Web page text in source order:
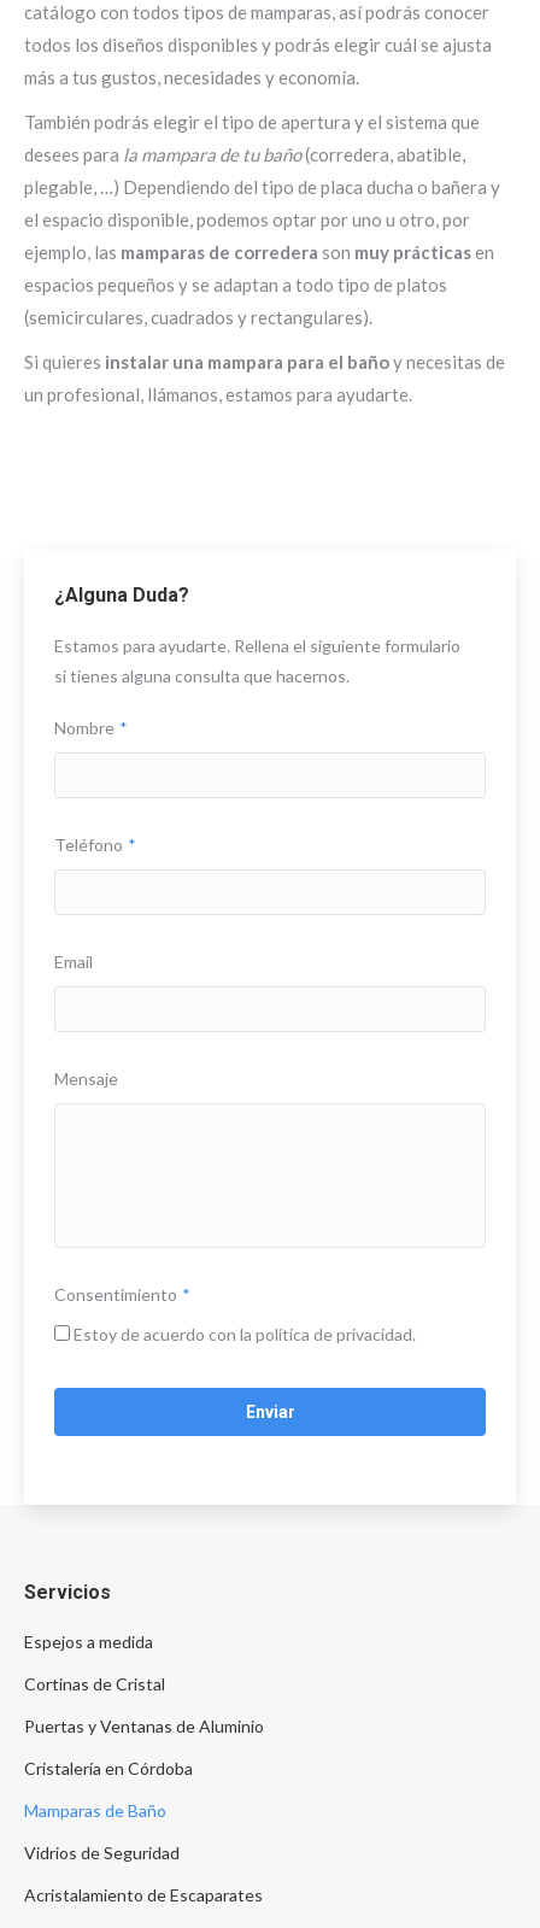
catálogo con todos tipos de mamparas, así podrás conocer
todos los diseños disponibles y podrás elegir cuál se ajusta
más a tus gustos, necesidades y economía.
También podrás elegir el tipo de apertura y el sistema que
desees para la mampara de tu baño(corredera, abatible,
plegable, …) Dependiendo del tipo de placa ducha o bañera y
el espacio disponible, podemos optar por uno u otro, por
ejemplo, las mamparas de corredera son muy prácticasen
espacios pequeños y se adaptan a todo tipo de platos
(semicirculares, cuadrados y rectangulares).
Si quieres instalar una mampara para el bañoy necesitas de
un profesional, llámanos, estamos para ayudarte.
¿Alguna Duda?
Estamos para ayudarte. Rellena el siguiente formulario
si tienes alguna consulta que hacernos.
Nombre *
Teléfono *
Email
Mensaje
Consentimiento *
Estoy de acuerdo con la política de privacidad.
Servicios
Espejos a medida
Cortinas de Cristal
Puertas y Ventanas de Aluminio
Cristalería en Córdoba
Mamparas de Baño
Vidrios de Seguridad
Acristalamiento de Escaparates